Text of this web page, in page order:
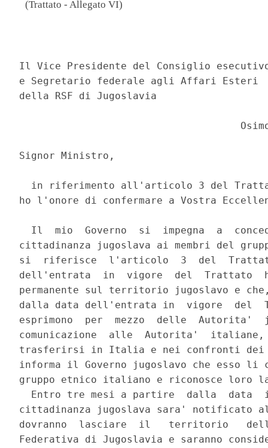
(Trattato - Allegato VI)
Il Vice Presidente del Consiglio
e Segretario federale agli Affari Esteri
della RSF di Jugoslavia
Signor Ministro,
in riferimento all'articolo 3 del
ho l'onore di confermare a Vostra
Il  mio  Governo  si  impegna  a
cittadinanza jugoslava ai membri del
si  riferisce  l'articolo  3  del
dell'entrata  in  vigore  del  Trattato
permanente sul territorio jugoslavo e
dalla data dell'entrata in  vigore  del
esprimono  per  mezzo  delle  Autorita'
comunicazione  alle  Autorita'
trasferirsi in Italia e nei confronti dei
informa il Governo jugoslavo che esso li
gruppo etnico italiano e riconosce
Entro tre mesi a partire  dalla  data
cittadinanza jugoslava sara' notificato
dovranno  lasciare  il   territorio
Federativa di Jugoslavia e saranno